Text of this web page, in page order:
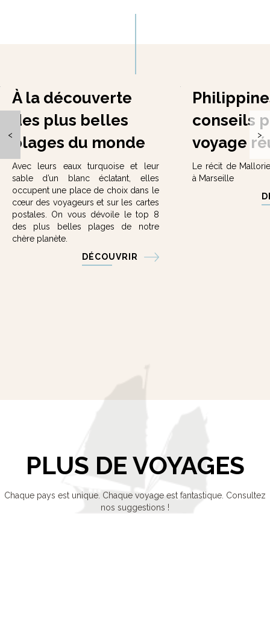
À la découverte
des plus belles
plages du monde
Avec leurs eaux turquoise et leur
sable d’un blanc éclatant, elles
occupent une place de choix dans le
cœur des voyageurs et sur les cartes
postales. On vous dévoile le top 8
des plus belles plages de notre
chère planète.
DÉCOUVRIR
conseils
voyage
Le récit de
à Marseille
< >
PLUS DE VOYAGES
Chaque pays est unique. Chaque voyage est fantastique. Consultez
nos suggestions !